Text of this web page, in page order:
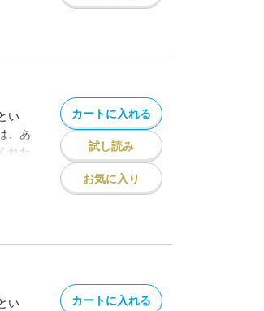
い
、あ
れた
あ
カートに入れる
試し読み
お気に入り
い
カートに入れる